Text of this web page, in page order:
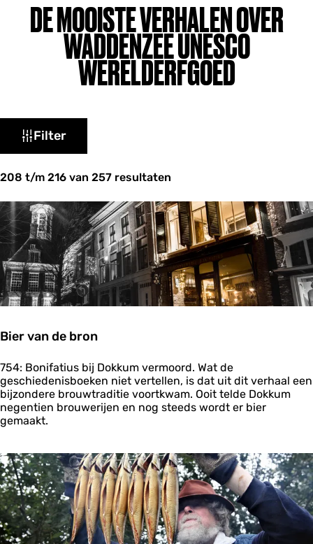
DE MOOISTE VERHALEN OVER
WADDENZEE UNESCO
WERELDERFGOED
W
a
t
z
o
e
k
j
e
?
Filter
208 t/m 216 van 257 resultaten
Bier van de bron
B
i
e
r
v
d
e
b
r
o
n
754: Bonifatius bij Dokkum vermoord. Wat de
geschiedenisboeken niet vertellen, is dat uit dit verhaal een
bijzondere brouwtraditie voortkwam. Ooit telde Dokkum
negentien brouwerijen en nog steeds wordt er bier
gemaakt.